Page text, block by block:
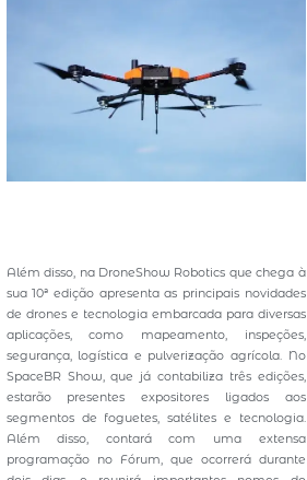
Além disso, na DroneShow Robotics que chega à
sua 10ª edição apresenta as principais novidades
de drones e tecnologia embarcada para diversas
aplicações, como mapeamento, inspeções,
segurança, logística e pulverização agrícola. No
SpaceBR Show, que já contabiliza três edições,
estarão presentes expositores ligados aos
segmentos de foguetes, satélites e tecnologia.
Além disso, contará com uma extensa
programação no Fórum, que ocorrerá durante